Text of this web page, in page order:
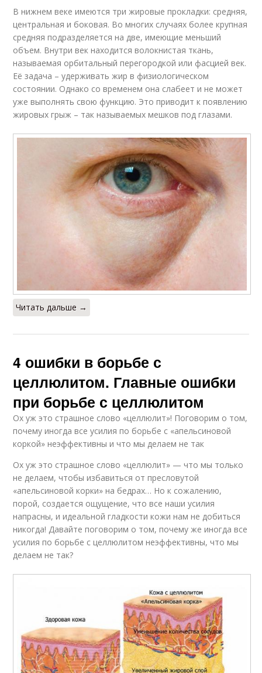
В нижнем веке имеются три жировые прокладки: средняя,
центральная и боковая. Во многих случаях более крупная
средняя подразделяется на две, имеющие меньший
объем. Внутри век находится волокнистая ткань,
называемая орбитальный перегородкой или фасцией век.
Её задача – удерживать жир в физиологическом
состоянии. Однако со временем она слабеет и не может
уже выполнять свою функцию. Это приводит к появлению
жировых грыж – так называемых мешков под глазами.
Читать дальше →
4 ошибки в борьбе с
целлюлитом. Главные ошибки
при борьбе с целлюлитом
Ох уж это страшное слово «целлюлит»! Поговорим о том,
почему иногда все усилия по борьбе с «апельсиновой
коркой» неэффективны и что мы делаем не так
Ох уж это страшное слово «целлюлит» — что мы только
не делаем, чтобы избавиться от пресловутой
«апельсиновой корки» на бедрах… Но к сожалению,
порой, создается ощущение, что все наши усилия
напрасны, и идеальной гладкости кожи нам не добиться
никогда! Давайте поговорим о том, почему же иногда все
усилия по борьбе с целлюлитом неэффективны, что мы
делаем не так?